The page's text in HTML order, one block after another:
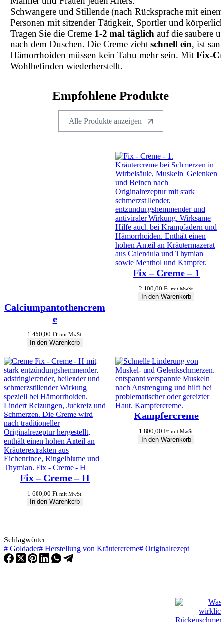
Schwangere und Stillende (nach Rücksprache mit
Personen mit sitzender Tätigkeit, Sportler und
Tragen Sie die Creme 1-2 mal täglich auf die saubere
nach dem Duschen. Die Creme ziehtschnell ein, ist
Hämorrhoiden müssen kein Tabu mehr sein. MitFix-
Wohlbefinden wiederherstellt.
Empfohlene Produkte
Alle Produkte anzeigen
Calciumpantothencrem
e
1 450,00 Ft mit MwSt.
In den Warenkorb
Fix – Creme – 1
2 100,00 Ft mit MwSt.
In den Warenkorb
Fix – Creme – H
1 600,00 Ft mit MwSt.
In den Warenkorb
Kampfercreme
1 800,00 Ft mit MwSt.
In den Warenkorb
Schlagwörter
# Goldader# Herstellung von Kräutercreme# Originalrezept